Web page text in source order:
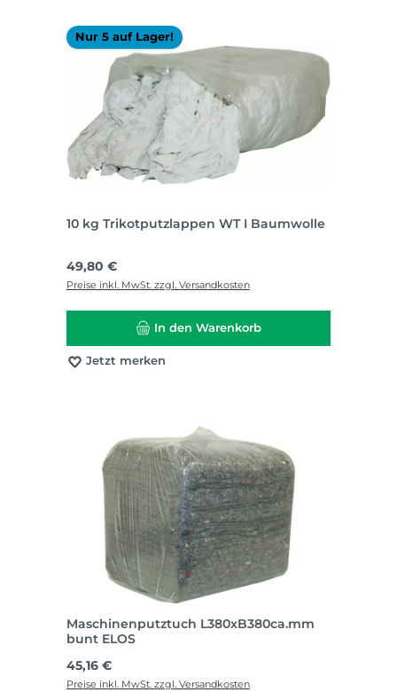
Nur 5 auf Lager!
10 kg Trikotputzlappen WT I Baumwolle
Regulärer Preis:
49,80 €
Preise inkl. MwSt. zzgl. Versandkosten
In den Warenkorb
Jetzt merken
Maschinenputztuch L380xB380ca.mm
bunt ELOS
Regulärer Preis:
45,16 €
Preise inkl. MwSt. zzgl. Versandkosten